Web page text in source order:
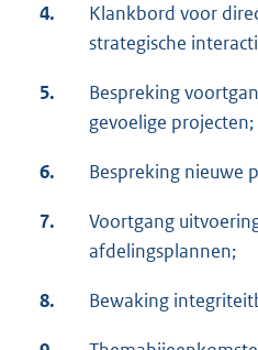
4.
Klankbord voor
strategische
5.
Bespreking
gevoelige projecten;
6. Bespreking nieuwe
7.
Voortgang
afdelingsplannen;
8. Bewaking